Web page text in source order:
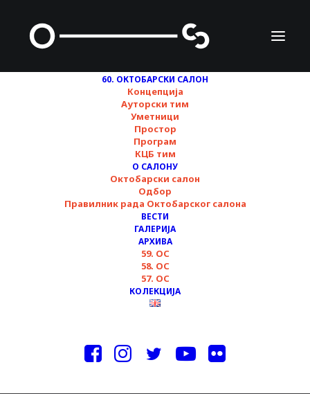
60. ОКТОБАРСКИ САЛОН
Концепција
Ауторски тим
Уметници
Простор
Програм
КЦБ тим
О САЛОНУ
Октобарски салон
Одбор
Правилник рада Октобарског салона
ВЕСТИ
ГАЛЕРИЈА
АРХИВА
59. ОС
58. ОС
57. ОС
КОЛЕКЦИЈА
Данијела Ортиз
Љубазношћу уметнице
визуелне наративе у којима се